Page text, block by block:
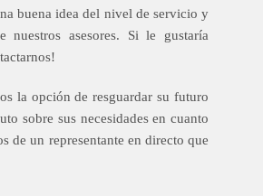
buena idea del nivel de servicio y
nuestros asesores. Si le gustaría
la opción de resguardar su futuro
sobre sus necesidades en cuanto
de un representante en directo que